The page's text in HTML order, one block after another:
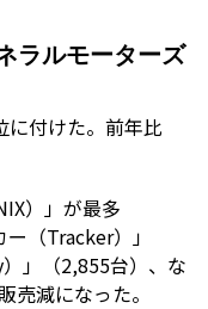
ラルモーターズ
に付けた。前年比
）」が最多
（Tracker）」
」（2,855台）、な
売減になった。